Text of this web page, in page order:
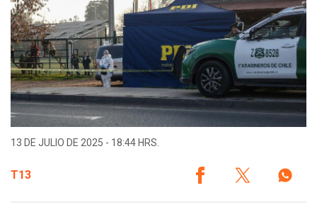
13 DE JULIO DE 2025 - 18:44 HRS.
T13